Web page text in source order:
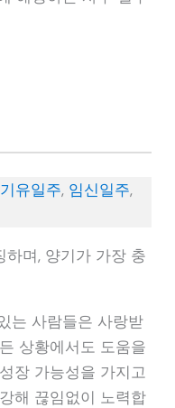
기유일주, 임신일주,
며, 양기가 가장 충
는 사람들은 사랑받
상황에서도 도움을
장 가능성을 가지고
해 끊임없이 노력합